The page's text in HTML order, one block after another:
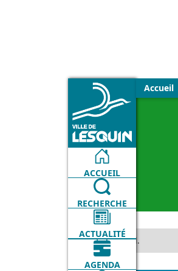
ACCUEIL
RECHERCHE
ACTUALITÉ
AGENDA
Accueil
No items found.